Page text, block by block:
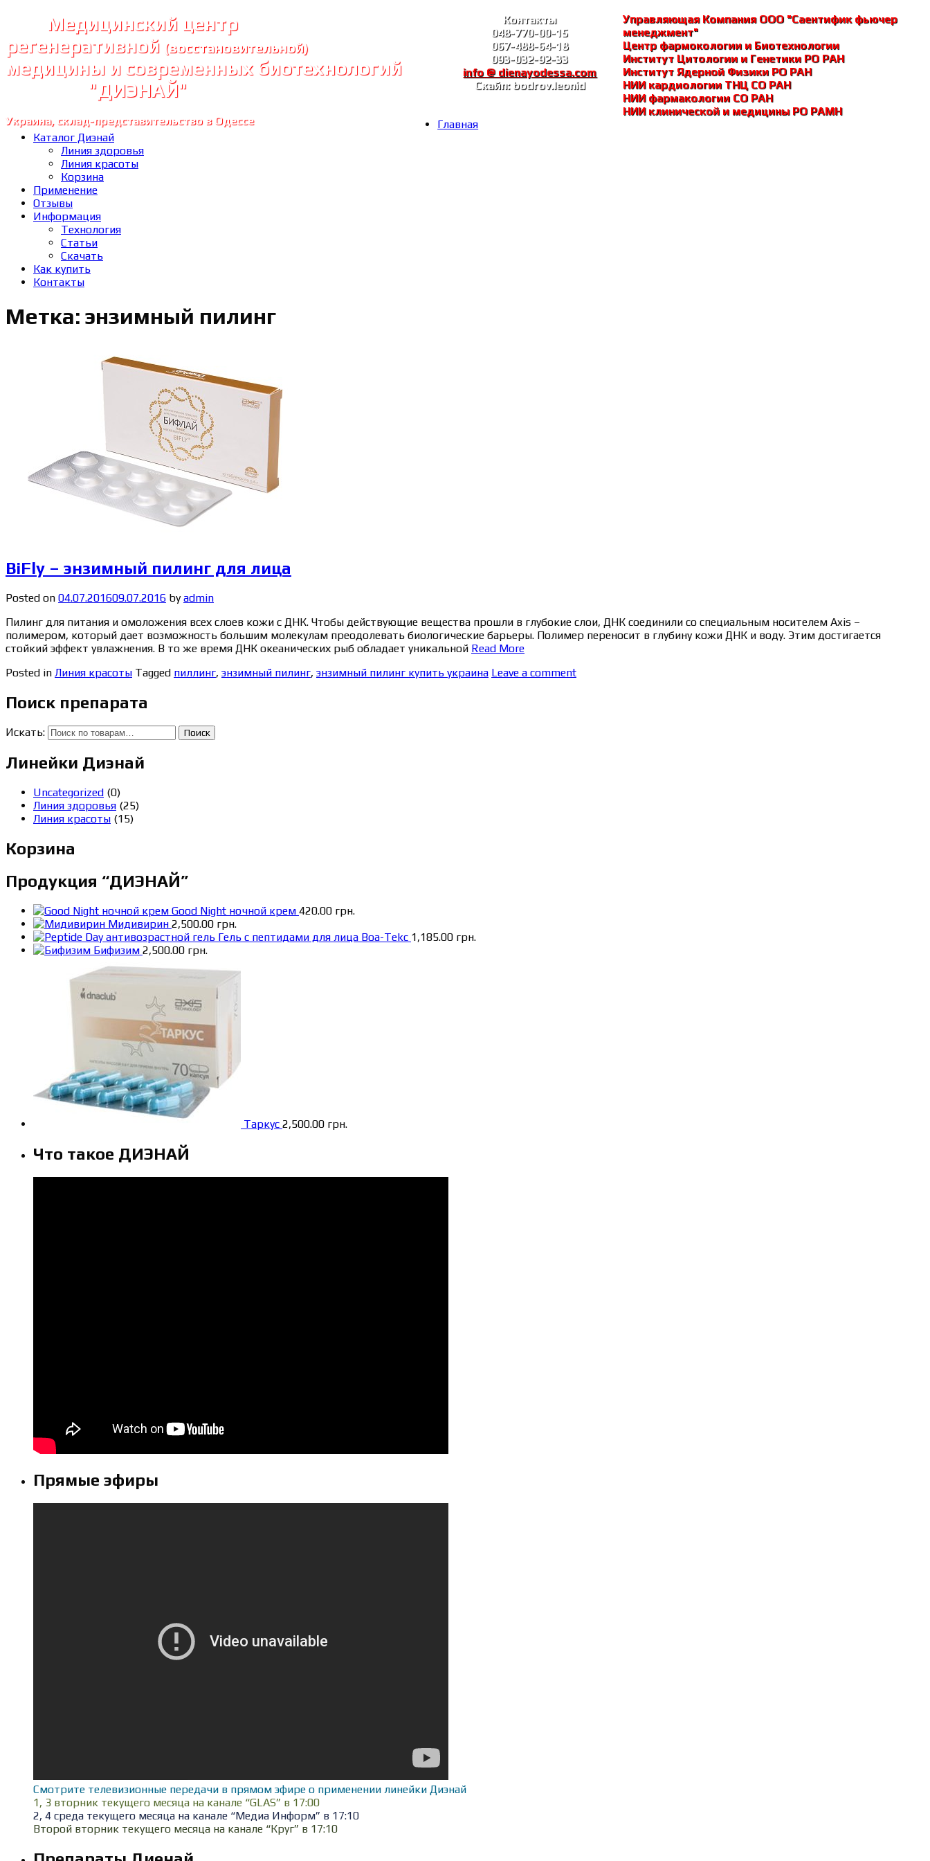
Медицинский центр
регенеративной (восстановительной)
медицины и современных биотехнологий
"ДИЭНАЙ"
Украина, склад-представительство в Одессе
Контакты
048-770-00-15
067-488-64-18
093-032-92-33
info @ dienayodessa.com
Скайп: bodrov.leonid
Управляющая Компания ООО "Саентифик фьючер
менеджмент"
Центр фармокологии и Биотехнологии
Институт Цитологии и Генетики РО РАH
Институт Ядерной Физики РО РАH
НИИ кардиологии ТНЦ СО РАH
НИИ фармакологии СО РАH
НИИ клинической и медицины РО РАМH
Главная
Каталог Диэнай
Линия здоровья
Линия красоты
Корзина
Применение
Отзывы
Информация
Технология
Статьи
Скачать
Как купить
Контакты
Метка: энзимный пилинг
BiFly – энзимный пилинг для лица
Posted on 04.07.201609.07.2016 byadmin
Пилинг для питания и омоложения всех слоeв кожи с ДНК. Чтобы действующие вещества прошли в глубокие слои, ДНК соединили со специальным носителем Axis –
полимером, который дает возможность большим молекулам преодолевать биологические барьеры. Полимер переносит в глубину кожи ДНК и воду. Этим достигается
стойкий эффект увлажнения. В то же время ДНК океанических рыб обладает уникальной Read More
Posted in Линия красоты Tagged пиллинг, энзимный пилинг, энзимный пилинг купить украина Leave a comment
Поиск препарата
Искать: Поиск
Линейки Диэнай
Uncategorized (0)
Линия здоровья (25)
Линия красоты (15)
Корзина
Продукция “ДИЭНАЙ”
Good Night ночной крем 420.00 грн.
Мидивирин 2,500.00 грн.
Гель с пептидами для лица Boa-Tekc 1,185.00 грн.
Бифизим 2,500.00 грн.
Таркус 2,500.00 грн.
Что такое ДИЭНАЙ
Прямые эфиры
Смотрите телевизионные передачи в прямом эфире о применении линейки Диэнай
1, 3 вторник текущего месяца на канале “GLAS” в 17:00
2, 4 среда текущего месяца на канале “Медиа Информ” в 17:10
Второй вторник текущего месяца на канале “Круг” в 17:10